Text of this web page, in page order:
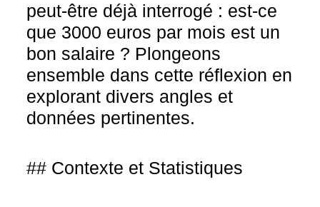
peut-être déjà interrogé : est-ce
que 3000 euros par mois est un
bon salaire ? Plongeons
ensemble dans cette réflexion en
explorant divers angles et
données pertinentes.
## Contexte et Statistiques